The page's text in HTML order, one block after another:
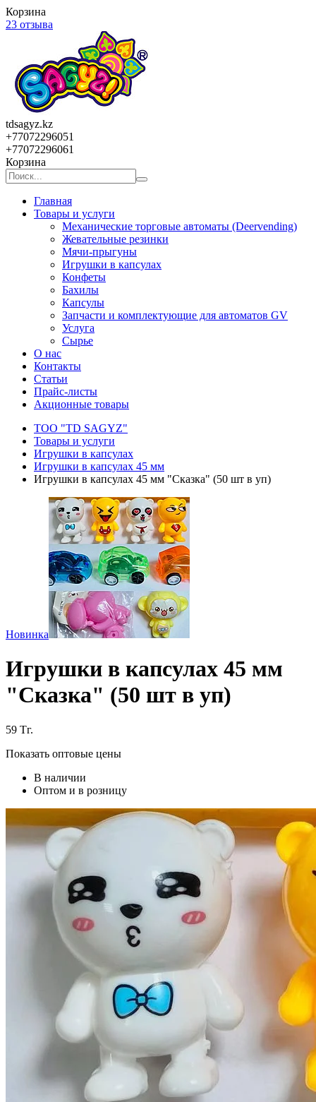
Корзина
23 отзыва
tdsagyz.kz
+77072296051
+77072296061
Корзина
Главная
Товары и услуги
Механические торговые автоматы (Deervending)
Жевательные резинки
Мячи-прыгуны
Игрушки в капсулах
Конфеты
Бахилы
Капсулы
Запчасти и комплектующие для автоматов GV
Услуга
Сырье
О нас
Контакты
Статьи
Прайс-листы
Акционные товары
ТОО "TD SAGYZ"
Товары и услуги
Игрушки в капсулах
Игрушки в капсулах 45 мм
Игрушки в капсулах 45 мм "Сказка" (50 шт в уп)
Новинка
Игрушки в капсулах 45 мм
"Сказка" (50 шт в уп)
59 Тг.
Показать оптовые цены
В наличии
Оптом и в розницу